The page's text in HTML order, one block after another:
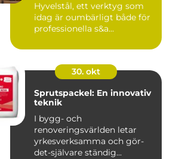
Hyvelstål, ett verktyg som
idag är oumbärligt både för
professionella s&a...
30. okt
Sprutspackel: En innovativ
teknik
I bygg- och
renoveringsvärlden letar
yrkesverksamma och gör-
det-självare ständig...